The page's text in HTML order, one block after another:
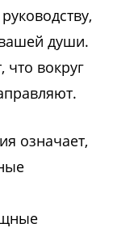
души.
что вокруг
означает,